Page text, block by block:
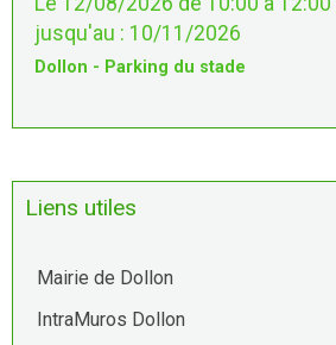
jusqu'au : 10/11/2026
Dollon - Parking du stade
Liens utiles
Mairie de Dollon
IntraMuros Dollon